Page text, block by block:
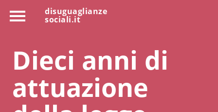
disuguaglianze
sociali.it
Dieci anni di
attuazione